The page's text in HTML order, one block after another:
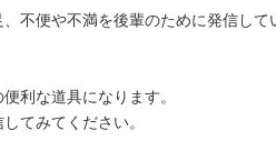
不便や不満を後輩のために発信して
利な道具になります。
てみてください。